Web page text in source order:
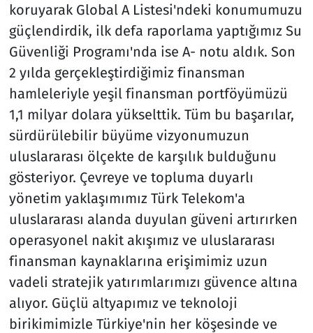
koruyarak Global A Listesi'ndeki konumumuzu
güçlendirdik, ilk defa raporlama yaptığımız Su
Güvenliği Programı'nda ise A- notu aldık. Son
2 yılda gerçekleştirdiğimiz finansman
hamleleriyle yeşil finansman portföyümüzü
1,1 milyar dolara yükselttik. Tüm bu başarılar,
sürdürülebilir büyüme vizyonumuzun
uluslararası ölçekte de karşılık bulduğunu
gösteriyor. Çevreye ve topluma duyarlı
yönetim yaklaşımımız Türk Telekom'a
uluslararası alanda duyulan güveni artırırken
operasyonel nakit akışımız ve uluslararası
finansman kaynaklarına erişimimiz uzun
vadeli stratejik yatırımlarımızı güvence altına
alıyor. Güçlü altyapımız ve teknoloji
birikimimizle Türkiye'nin her köşesinde ve